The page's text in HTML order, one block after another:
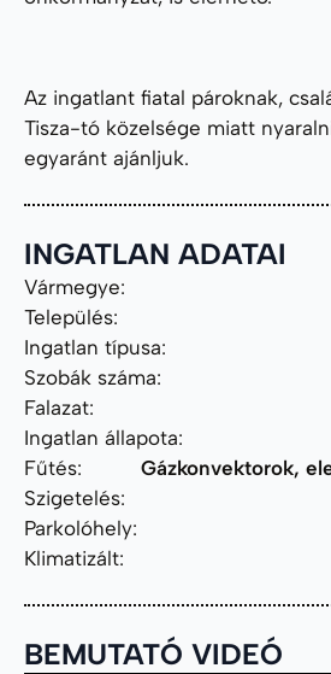
Az ingatlant fiatal pároknak,
Tisza-tó közelsége miatt
egyaránt ajánljuk.
INGATLAN ADATAI
Vármegye:
Település:
Ingatlan típusa:
Szobák száma:
Falazat:
Ingatlan állapota:
Fűtés:
Gázkonvektorok,
Szigetelés:
Parkolóhely:
Klimatizált:
BEMUTATÓ VIDEÓ